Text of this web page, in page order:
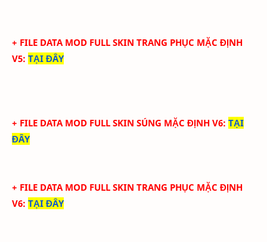
+ FILE DATA MOD FULL SKIN TRANG PHỤC MẶC ĐỊNH
V5: TẠI ĐÂY
+ FILE DATA MOD FULL SKIN SÚNG MẶC ĐỊNH V6: TẠI
ĐÂY
+ FILE DATA MOD FULL SKIN TRANG PHỤC MẶC ĐỊNH
V6: TẠI ĐÂY